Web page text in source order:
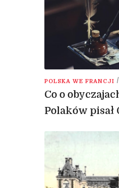
POLSKA WE FRANCJI /
Co o
Polaków pisał